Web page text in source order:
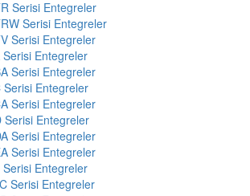
Serisi Entegreler
Serisi Entegreler
Serisi Entegreler
Serisi Entegreler
Serisi Entegreler
Serisi Entegreler
Serisi Entegreler
Serisi Entegreler
Serisi Entegreler
Serisi Entegreler
Serisi Entegreler
Serisi Entegreler